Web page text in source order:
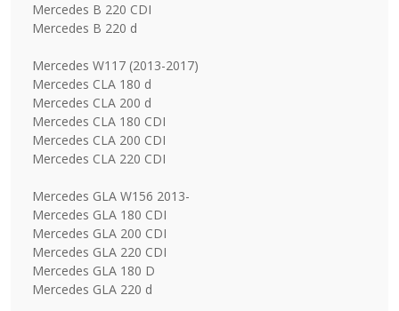
Mercedes B 220 CDI
Mercedes B 220 d
Mercedes W117 (2013-2017)
Mercedes CLA 180 d
Mercedes CLA 200 d
Mercedes CLA 180 CDI
Mercedes CLA 200 CDI
Mercedes CLA 220 CDI
Mercedes GLA W156 2013-
Mercedes GLA 180 CDI
Mercedes GLA 200 CDI
Mercedes GLA 220 CDI
Mercedes GLA 180 D
Mercedes GLA 220 d